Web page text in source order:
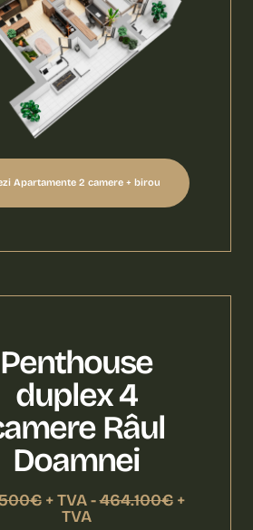
Apartamente 2 camere + birou
Penthouse
duplex 4
Râul
Doamnei
+ TVA -464.100€+
TVA